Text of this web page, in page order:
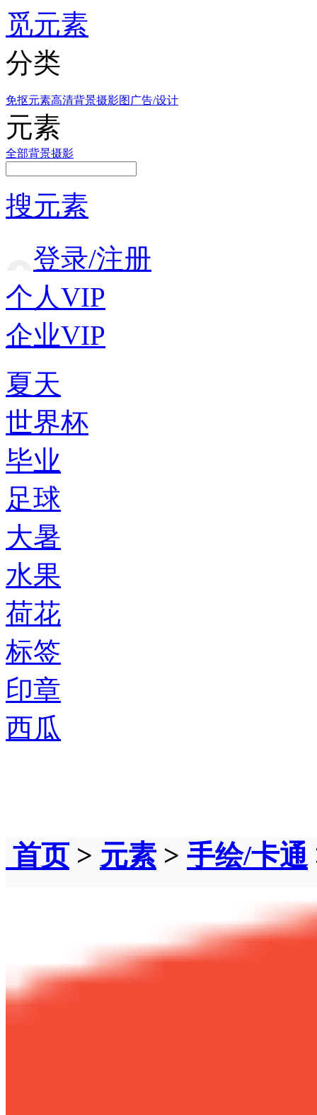
觅元素
分类
免抠元素高清背景摄影图 广告/设计
元素
全部背景摄影
搜元素
登录/注册
个人VIP
企业VIP
夏天
世界杯
毕业
足球
大暑
水果
荷花
标签
印章
西瓜
首页> 元素 > 手绘/卡通